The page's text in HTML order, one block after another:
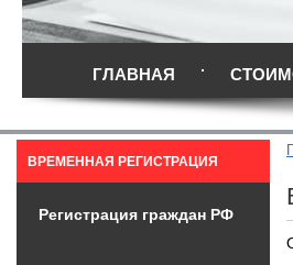
ГЛАВНАЯ
ВРЕМЕННАЯ РЕГИСТРАЦИЯ
Регистрация граждан РФ